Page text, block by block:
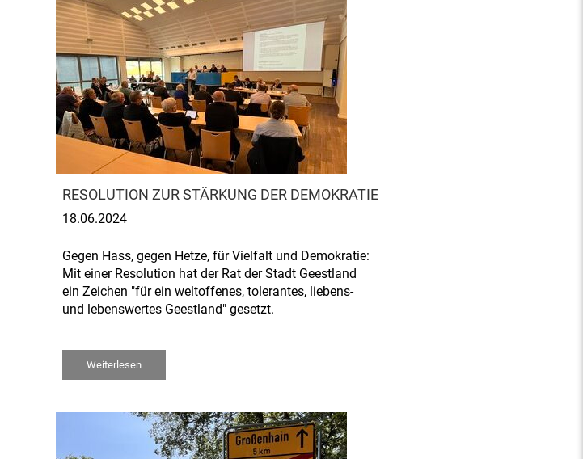
RESOLUTION ZUR STÄRKUNG DER DEMOKRATIE
18.06.2024
Gegen Hass, gegen Hetze, für Vielfalt und Demokratie:
Mit einer Resolution hat der Rat der Stadt Geestland
ein Zeichen "für ein weltoffenes, tolerantes, liebens-
und lebenswertes Geestland" gesetzt.
Weiterlesen